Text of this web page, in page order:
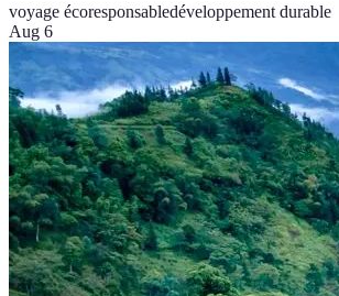
voyage écoresponsabledéveloppement durable
Aug 6